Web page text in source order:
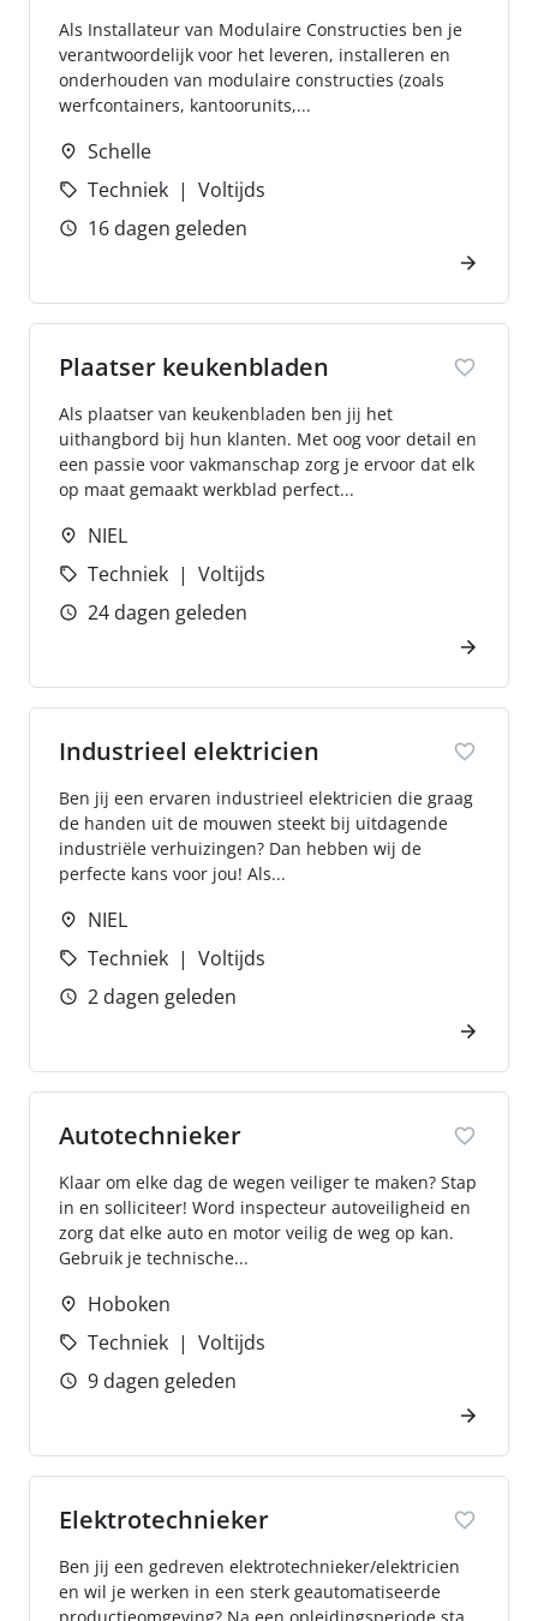
Als Installateur van Modulaire Constructies ben je
verantwoordelijk voor het leveren, installeren en
onderhouden van modulaire constructies (zoals
werfcontainers, kantoorunits,...
Schelle
Techniek
Voltijds
16 dagen geleden
Plaatser keukenbladen
Als plaatser van keukenbladen ben jij het
uithangbord bij hun klanten. Met oog voor detail en
een passie voor vakmanschap zorg je ervoor dat elk
op maat gemaakt werkblad perfect...
NIEL
Techniek
Voltijds
24 dagen geleden
Industrieel elektricien
Ben jij een ervaren industrieel elektricien die graag
de handen uit de mouwen steekt bij uitdagende
industriële verhuizingen? Dan hebben wij de
perfecte kans voor jou! Als...
NIEL
Techniek
Voltijds
2 dagen geleden
Autotechnieker
Klaar om elke dag de wegen veiliger te maken? Stap
in en solliciteer! Word inspecteur autoveiligheid en
zorg dat elke auto en motor veilig de weg op kan.
Gebruik je technische...
Hoboken
Techniek
Voltijds
9 dagen geleden
Elektrotechnieker
Ben jij een gedreven elektrotechnieker/elektricien
en wil je werken in een sterk geautomatiseerde